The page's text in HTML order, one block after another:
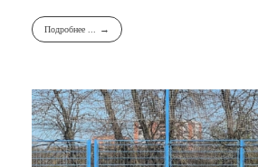
Подробнее ...